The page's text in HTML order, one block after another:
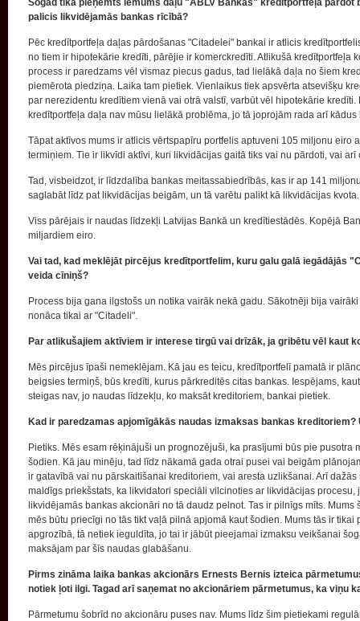
Šogad tika pieņemts lēmums daļu "ABLV Bankas" kredītportfeļa
palicis likvidējamās bankas rīcībā?
Pēc kredītportfeļa daļas pārdošanas "Citadelei" bankai ir atlicis
no tiem ir hipotekārie kredīti, pārējie ir komerckredīti. Atlikušā kredītportfeļa
process ir paredzams vēl vismaz piecus gadus, tad lielākā daļa no šiem
piemērota piedziņa. Laika tam pietiek. Vienlaikus tiek apsvērta atsevišķu
par nerezidentu kredītiem vienā vai otrā valstī, varbūt vēl hipotekārie
kredītportfeļa daļa nav mūsu lielākā problēma, jo tā joprojām rada arī
Tāpat aktīvos mums ir atlicis vērtspapīru portfelis aptuveni 105 miljonu eiro
termiņiem. Tie ir likvīdi aktīvi, kuri likvidācijas gaitā tiks vai nu pārdoti, vai
Tad, visbeidzot, ir līdzdalība bankas meitassabiedrībās, kas ir ap 141
saglabāt līdz pat likvidācijas beigām, un tā varētu palikt kā likvidācijas kvota.
Viss pārējais ir naudas līdzekļi Latvijas Bankā un kredītiestādēs. Kopējā
miljardiem eiro.
Vai tad, kad meklējāt pircējus kredītportfelim, kuru galu galā iegādājās
veida cīniņš?
Process bija gana ilgstošs un notika vairāk nekā gadu. Sākotnēji bija
nonāca tikai ar "Citadeli".
Par atlikušajiem aktīviem ir interese tirgū vai drīzāk, ja gribētu vēl kaut
Mēs pircējus īpaši nemeklējam. Kā jau es teicu, kredītportfelī pamatā ir
beigsies termiņš, būs kredīti, kurus pārkreditēs citas bankas. Iespējams,
steigas nav, jo naudas līdzekļu, ko maksāt kreditoriem, bankai pietiek.
Kad ir paredzamas apjomīgākās naudas izmaksas bankas
Pietiks. Mēs esam rēķinājuši un prognozējuši, ka prasījumi būs pie
šodien. Kā jau minēju, tad līdz nākamā gada otrai pusei vai beigām
ir gatavībā vai nu pārskaitīšanai kreditoriem, vai aresta uzlikšanai. Arī
maldīgs priekšstats, ka likvidatori speciāli vilcinoties ar likvidācijas
likvidējamās bankas akcionāri no tā daudz pelnot. Tas ir pilnīgs mīts.
mēs būtu priecīgi no tās tikt vaļā pilnā apjomā kaut šodien. Mums tās ir
apgrozībā, tā netiek ieguldīta, jo tai ir jābūt pieejamai izmaksu veikšanai
maksājam par šīs naudas glabāšanu.
Pirms zināma laika bankas akcionārs Ernests Bernis izteica
notiek ļoti ilgi. Tagad arī saņemat no akcionāriem pārmetumus, ka viņu
Pārmetumu šobrīd no akcionāru puses nav. Mums līdz šim pietiekami